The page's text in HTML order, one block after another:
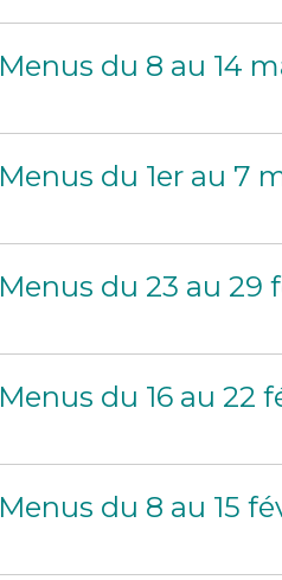
Menus du 8 au 14
Menus du 1er au 7
Menus du 23 au 29
Menus du 16 au 22
Menus du 8 au 15